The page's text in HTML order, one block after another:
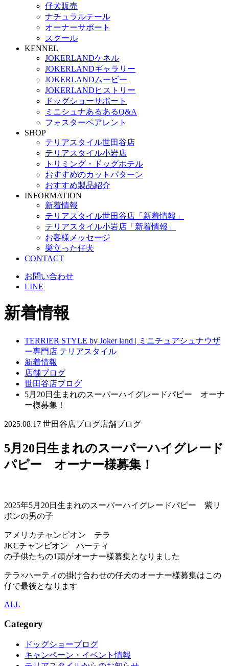
仔犬販売
ナチュラルテール
オーナーサポート
スクール
KENNEL
JOKERLANDケネル
JOKERLANDギャラリー
JOKERLANDムービー
JOKERLANDヒストリー
ドッグショーサポート
ミニシュナあるあるQ&A
フォスターペアレント
SHOP
テリアスタイル世田谷店
テリアスタイル小岩店
トリミング・ドッグホテル
おすすめのカットパターン
おすすめ製品紹介
INFORMATION
新着情報
テリアスタイル世田谷店「新着情報」
テリアスタイル小岩店「新着情報」
お客様メッセージ
巣立った仔犬
CONTACT
お問い合わせ
LINE
新着情報
TERRIER STYLE by Joker land | ミニチュアシュナウザ
ー専門店 テリアスタイル
新着情報
店舗ブログ
世田谷店ブログ
5月20日生まれのスーパーハイグレードパピー オーナ
ー様募集！
2025.08.17 世田谷店ブログ店舗ブログ
5月20日生まれのスーパーハイグレード
パピー オーナー様募集！
2025年5月20日生まれのスーパーハイグレードパピー 紫リ
ボンの男の子
アメリカチャンピオン テラ
JKCチャンピオン ハーティ
の子供たちの1頭がオーナー様募集となりました
テラ×ハーティの掛け合わせの仔犬のオーナー様募集はこの
仔で最後となります
ALL
Category
ドッグショーブログ
キャンペーン・イベント情報